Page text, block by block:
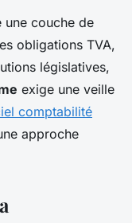
une couche de
obligations TVA,
législatives,
exige une veille
comptabilité
approche